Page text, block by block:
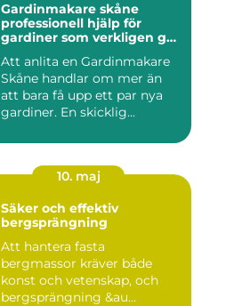
Gardinmakare skåne
professionell hjälp för
gardiner som verkligen gör
Att anlita en Gardinmakare
Skåne handlar om mer än
att bara få upp ett par nya
gardiner. En skicklig...
10. maj
Säker och effektiv
bergsprängning
Att hantera fasta
bergmassor kräver både
konst och vetenskap, och
bergsprängning &au...